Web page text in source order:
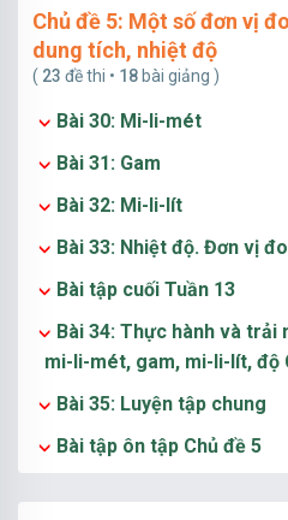
Chủ đề 5: Một số đơn vị
dung tích, nhiệt độ
( 23 đề thi • 18 bài giảng )
Bài 30: Mi-li-mét
Bài 31: Gam
Bài 32: Mi-li-lít
Bài 33: Nhiệt độ. Đơn vị
Bài tập cuối Tuần 13
Bài 34: Thực hành và trải
mi-li-mét, gam, mi-li-lít, độ
Bài 35: Luyện tập chung
Bài tập ôn tập Chủ đề 5